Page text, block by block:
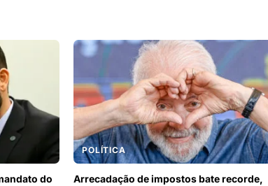
do
POLÍTICA
Arrecadação de impostos bate recorde,